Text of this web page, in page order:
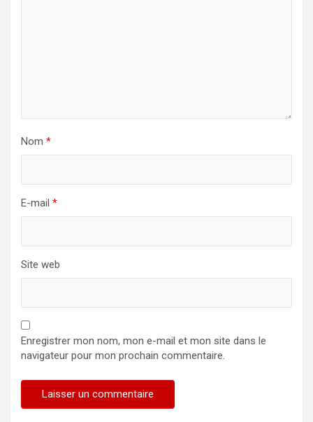
Nom *
E-mail *
Site web
Enregistrer mon nom, mon e-mail et mon site dans le
navigateur pour mon prochain commentaire.